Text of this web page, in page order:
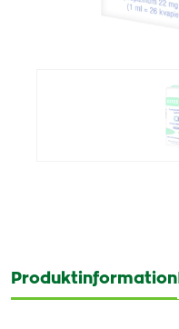
Produktinformation